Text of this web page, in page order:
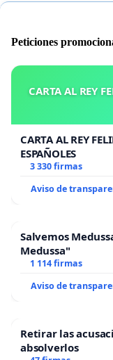
Peticiones
CARTA AL REY
CARTA AL REY
ESPAÑOLES
3 330 firmas
Aviso de
Salvemos
Medussa"
1 114 firmas
Aviso de
Retirar las
absolverlos